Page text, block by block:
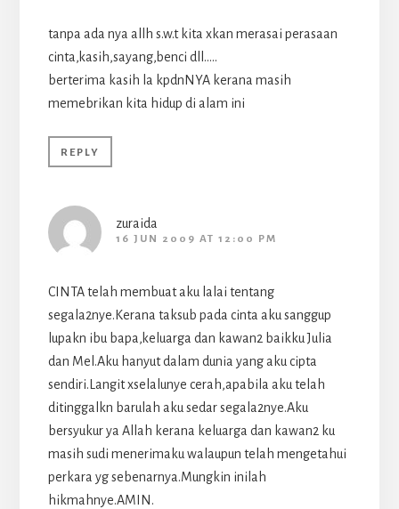
tanpa ada nya allh s.w.t kita xkan merasai perasaan
cinta,kasih,sayang,benci dll…..
berterima kasih la kpdnNYA kerana masih
memebrikan kita hidup di alam ini
REPLY
zuraida
16 JUN 2009 AT 12:00 PM
CINTA telah membuat aku lalai tentang
segala2nye.Kerana taksub pada cinta aku sanggup
lupakn ibu bapa,keluarga dan kawan2 baikku Julia
dan Mel.Aku hanyut dalam dunia yang aku cipta
sendiri.Langit xselalunye cerah,apabila aku telah
ditinggalkn barulah aku sedar segala2nye.Aku
bersyukur ya Allah kerana keluarga dan kawan2 ku
masih sudi menerimaku walaupun telah mengetahui
perkara yg sebenarnya.Mungkin inilah
hikmahnye.AMIN.